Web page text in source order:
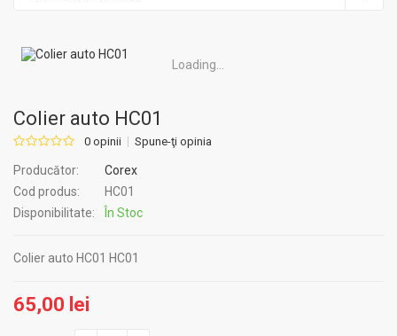
Loading...
Colier auto HC01
0 opinii Spune-ţi opinia
Producător:
Corex
Cod produs:
HC01
Disponibilitate:
În Stoc
Colier auto HC01 HC01
65,00 lei